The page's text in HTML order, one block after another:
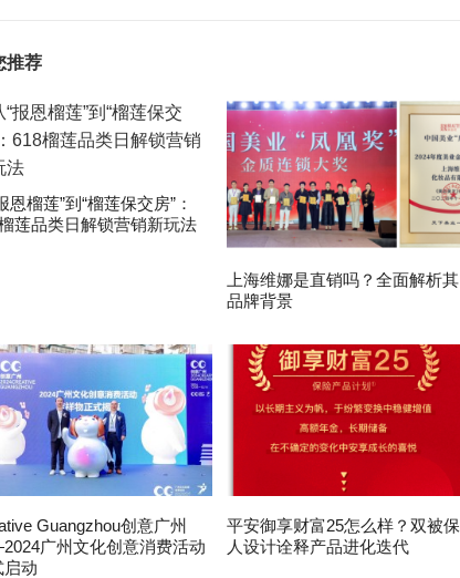
推荐
恩榴莲”到“榴莲保交房”：
莲品类日解锁营销新玩法
上海维娜是直销吗？全面解析其
品牌背景
Guangzhou创意广州
广州文化创意消费活动
启动
平安御享财富25怎么样？双被保
人设计诠释产品进化迭代